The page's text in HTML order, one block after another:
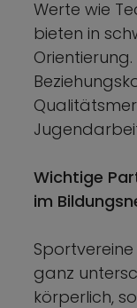
Werte wie
bieten in
Wichtige
im
ganz
körperlich,